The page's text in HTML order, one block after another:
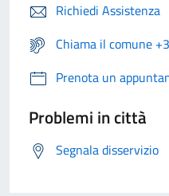
Richiedi Assistenza
Chiama il comune
Prenota un
Problemi in città
Segnala disservizio